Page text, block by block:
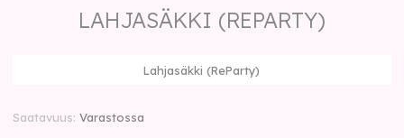
LAHJASÄKKI (REPARTY)
Lahjasäkki (ReParty)
Saatavuus Varastossa